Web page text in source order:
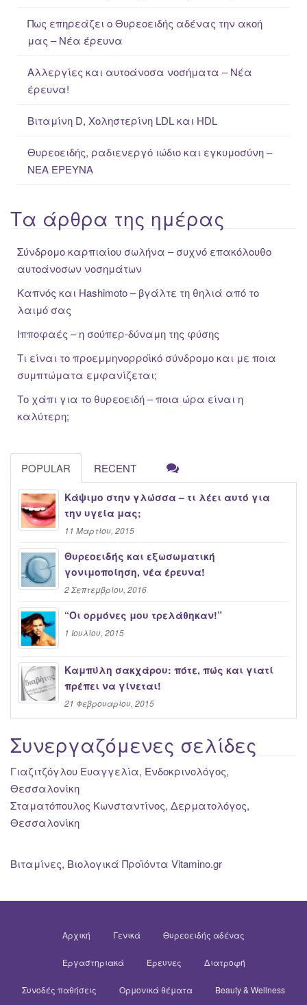
Πως επηρεάζει ο Θυρεοειδής αδένας την ακοή
μας – Νέα έρευνα
Αλλεργίες και αυτοάνοσα νοσήματα – Νέα
έρευνα!
Βιταμίνη D, Χοληστερίνη LDL και HDL
Θυρεοειδής, ραδιενεργό ιώδιο και εγκυμοσύνη –
ΝΕΑ ΈΡΕΥΝΑ
Τα άρθρα της ημέρας
Σύνδρομο καρπιαίου σωλήνα – συχνό επακόλουθο
αυτοάνοσων νοσημάτων
Καπνός και Hashimoto – βγάλτε τη θηλιά από το
λαιμό σας
Ιπποφαές – η σούπερ-δύναμη της φύσης
Τι είναι το προεμμηνορροϊκό σύνδρομο και με ποια
συμπτώματα εμφανίζεται;
Το χάπι για το θυρεοειδή – ποια ώρα είναι η
καλύτερη;
POPULAR RECENT
Κάψιμο στην γλώσσα – τι λέει αυτό για
την υγεία μας;
11 Μαρτίου, 2015
Θυρεοειδής και εξωσωματική
γονιμοποίηση, νέα έρευνα!
2 Σεπτεμβρίου, 2016
“Oι ορμόνες μου τρελάθηκαν!”
1 Ιουλίου, 2015
Καμπύλη σακχάρου: πότε, πώς και γιατί
πρέπει να γίνεται!
21 Φεβρουαρίου, 2015
Συνεργαζόμενες σελίδες
Γιαζιτζόγλου Ευαγγελία, Ενδοκρινολόγος,
Θεσσαλονίκη
Σταματόπουλος Κωνσταντίνος, Δερματολόγος,
Θεσσαλονίκη
Βιταμίνες, Βιολογικά Προϊόντα Vitamino.gr
Αρχική Γενικά Θυρεοειδής αδένας
Εργαστηριακά Έρευνες Διατροφή
Συνοδές παθήσεις Ορμονικά θέματα Beauty & Wellness